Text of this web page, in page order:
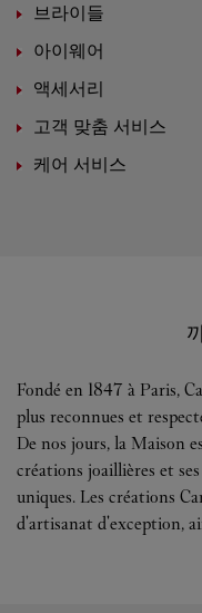
브라이들
아이웨어
액세서리
고객 맞춤 서비스
케어 서비스
Fondé en 1847 à Paris,
plus reconnues et
De nos jours, la Maison
créations joaillières et
uniques. Les créations
d'artisanat d'exception,